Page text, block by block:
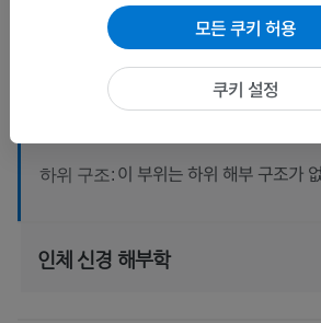
인체 해부학 1
계통해부학 > 중추신경계통
하위 구조: 이 부위는 하위 해부 구조가
인체 신경 해부학
모든 쿠키 허용
쿠키 설정